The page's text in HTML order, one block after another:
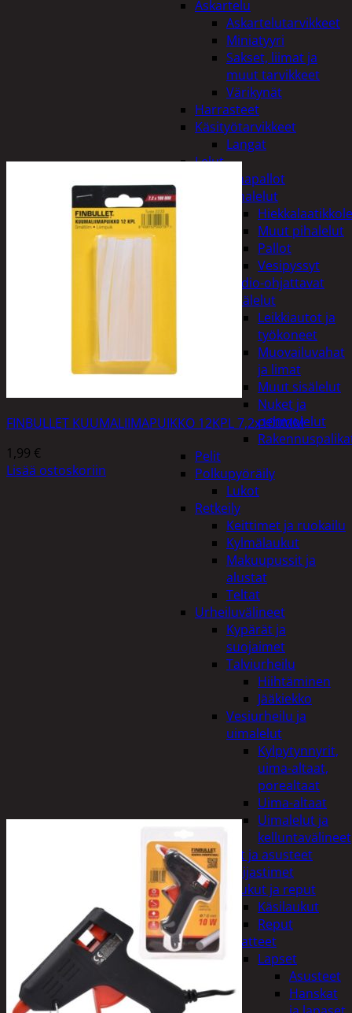
Askartelu
Askartelutarvikkeet
Miniatyyri
Sakset, liimat ja
muut tarvikkeet
Värikynät
Harrasteet
Käsityötarvikkeet
Langat
Lelut
Ilmapallot
Pihalelut
Muut pihalelut
Pallot
Vesipyssyt
Radio-ohjattavat
Sisälelut
Leikkiautot ja
työkoneet
Muovailuvahat
ja limat
Muut sisälelut
Nuket ja
pehmolelut
Pelit
Polkupyöräily
Lukot
Retkeily
Keittimet ja ruokailu
Kylmälaukut
Makuupussit ja
alustat
Teltat
Urheiluvälineet
Kypärät ja
suojaimet
Talviurheilu
Hiihtäminen
Jääkiekko
Vesiurheilu ja
uimalelut
Kylpytynnyrit,
uima-altaat,
porealtaat
Uima-altaat
Uimalelut ja
kelluntavälineet
Vaatteet ja asusteet
Heijastimet
Laukut ja reput
Käsilaukut
Reput
Vaatteet
Lapset
Asusteet
Hanskat
FINBULLET KUUMALIIMAPUIKKO 12KPL 7,2x100MM
1,99 €
Lisää ostoskoriin